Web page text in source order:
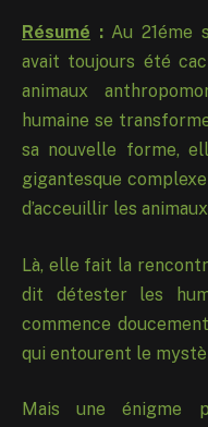
Résumé : Au 21éme
avait toujours été
animaux
humaine se
sa nouvelle forme,
gigantesque
d’acceuillir les
Là, elle fait la
dit détester les
commence
qui entourent le
Mais une énigme